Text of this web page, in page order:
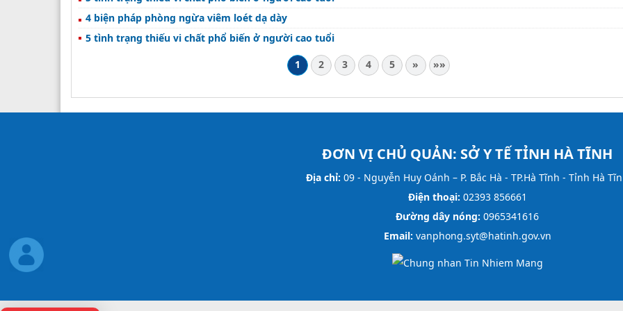
4 biện pháp phòng ngừa viêm loét dạ dày
5 tình trạng thiếu vi chất phổ biến ở người cao tuổi
1
2 3 4 5 » »»
ĐƠN VỊ CHỦ QUẢN: SỞ Y TẾ TỈNH HÀ TĨNH
Địa chỉ: 09 - Nguyễn Huy Oánh – P. Bắc Hà - TP.Hà Tĩnh - Tỉnh Hà
Điện thoại: 02393 856661
Đường dây nóng: 0965341616
Email: vanphong.syt@hatinh.gov.vn